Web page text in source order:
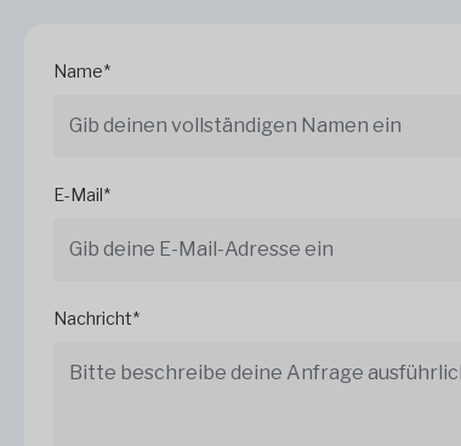
Name*
E-Mail*
Nachricht*